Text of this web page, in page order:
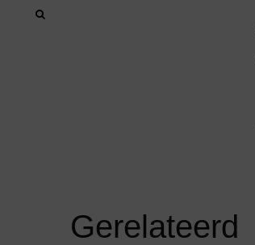
Gerelateerd